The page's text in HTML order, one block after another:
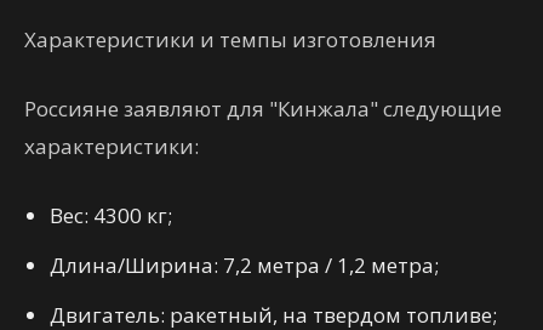
Характеристики и темпы изготовления
Россияне заявляют для "Кинжала" следующие
характеристики:
Вес: 4300 кг;
Длина/Ширина: 7,2 метра / 1,2 метра;
Двигатель: ракетный, на твердом топливе;